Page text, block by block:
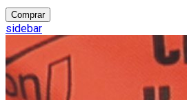
Comprar
sidebar